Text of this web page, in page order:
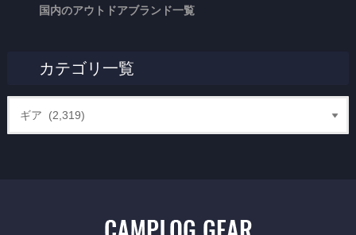
国内のアウトドアブランド一覧
カテゴリ一覧